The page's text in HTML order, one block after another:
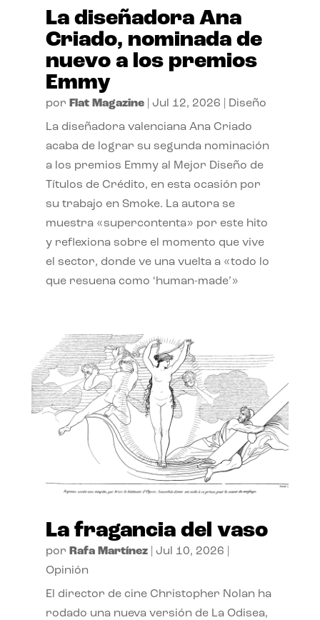
La diseñadora Ana
Criado, nominada de
nuevo a los premios
Emmy
por Flat Magazine| Jul 12, 2026 Diseño
La diseñadora valenciana Ana Criado
acaba de lograr su segunda nominación
a los premios Emmy al Mejor Diseño de
Títulos de Crédito, en esta ocasión por
su trabajo en Smoke. La autora se
muestra «supercontenta» por este hito
y reflexiona sobre el momento que vive
el sector, donde ve una vuelta a «todo lo
que resuena como ‘human-made’»
La fragancia del vaso
por Rafa Martínez| Jul 10, 2026
Opinión
El director de cine Christopher Nolan ha
rodado una nueva versión de La Odisea,